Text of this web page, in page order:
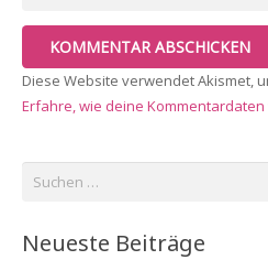
KOMMENTAR ABSCHICKEN
Diese Website verwendet Akismet,
Erfahre, wie deine
Suchen
Neueste Beiträge